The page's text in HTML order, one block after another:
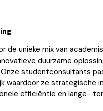
unieke mix van
duurzame
studentconsultants
waardoor ze strategische
efficiëntie en lange-